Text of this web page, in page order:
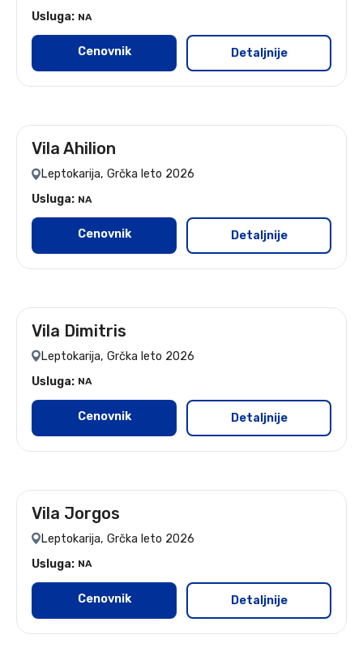
Usluga: NA
Cenovnik Detaljnije
Vila Ahilion
Leptokarija, Grčka leto 2026
Usluga: NA
Cenovnik Detaljnije
Vila Dimitris
Leptokarija, Grčka leto 2026
Usluga: NA
Cenovnik Detaljnije
Vila Jorgos
Leptokarija, Grčka leto 2026
Usluga: NA
Cenovnik Detaljnije